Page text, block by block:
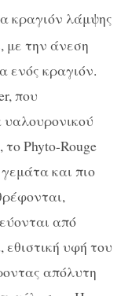
κραγιόν λάμψης
με την άνεση
ενός κραγιόν.
που
υαλουρονικού
Phyto-Rouge
και πιο
από
εθιστική υφή του
απόλυτη